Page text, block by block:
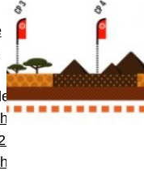
des
des